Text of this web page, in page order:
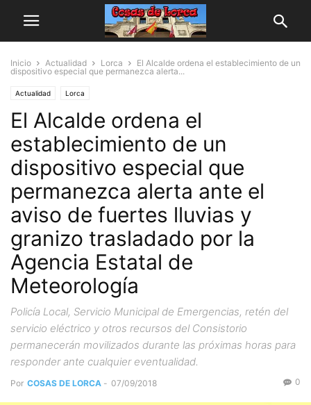
Inicio Actualidad Lorca
El Alcalde ordena el establecimiento de un
dispositivo especial que permanezca alerta...
Actualidad Lorca
El Alcalde ordena el
establecimiento de un
dispositivo especial que
permanezca alerta ante el
aviso de fuertes lluvias y
granizo trasladado por la
Agencia Estatal de
Meteorología
Policía Local, Servicio Municipal de Emergencias, retén del
servicio eléctrico y otros recursos del Consistorio
permanecerán movilizados durante las próximas horas para
responder ante cualquier eventualidad.
Por COSAS DE LORCA - 07/09/2018 0